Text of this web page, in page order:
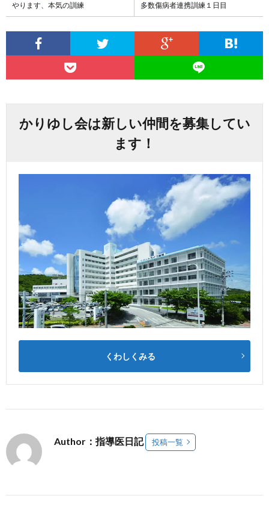
やります、本気の訓練 多数傷病者連携訓練１日目
かりゆし会は新しい仲間を募集してい
ます！
くわしくみる
Author：指導医日記 投稿一覧